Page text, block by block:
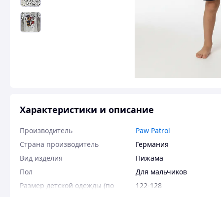
Характеристики и описание
Производитель
Paw Patrol
Страна производитель
Германия
Вид изделия
Пижама
Пол
Для мальчиков
Размер детской одежды (по
122-128